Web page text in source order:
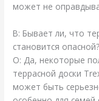
может не
В: Бывает ли, что
становится опасной?
О: Да, некоторые
террасной доски
может быть